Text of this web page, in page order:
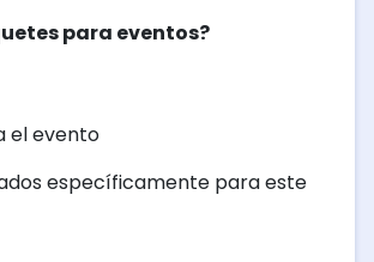
para eventos?
el evento
específicamente para este